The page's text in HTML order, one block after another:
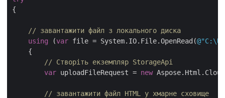
{
// завантажити файл з локального диска
using (var file = System.IO.File.OpenRead(
    {
// Створіть екземпляр StorageApi
var uploadFileRequest = new
// завантажити файл HTML у хмарне сховище